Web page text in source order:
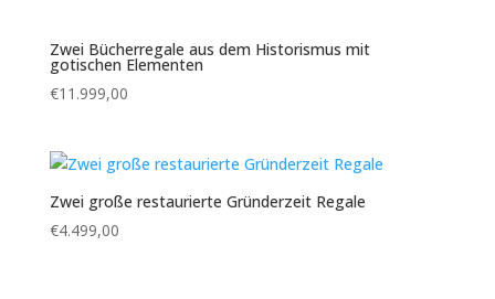
Zwei Bücherregale aus dem Historismus mit
gotischen Elementen
€11.999,00
Zwei große restaurierte Gründerzeit Regale
€4.499,00